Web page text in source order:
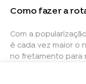
Como fazer a
Com a
é cada vez maior o
no fretamento para